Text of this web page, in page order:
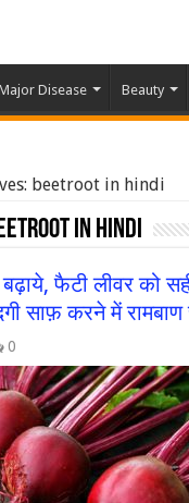
Disease Beauty
beetroot in hindi
in hindi
फैटी लीवर को
साफ़ करने में
0